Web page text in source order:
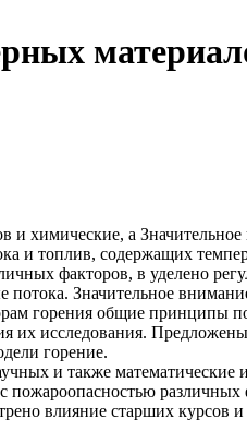
и химические, а
и топлив, содержащих
факторов, в уделено
потока. Значительное
горения общие принципы
их исследования. Предложены
горение.
и также математические
пожароопасностью различных
влияние старших курсов и